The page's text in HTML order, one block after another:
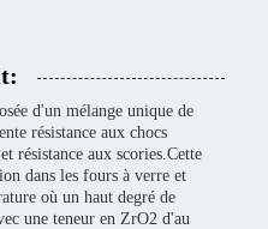
d'un mélange unique de
résistance aux chocs
résistance aux scories.Cette
dans les fours à verre et
où un haut degré de
une teneur en ZrO2 d'au